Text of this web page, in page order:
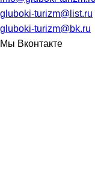
gluboki-turizm@list.ru
gluboki-turizm@bk.ru
Мы Вконтакте